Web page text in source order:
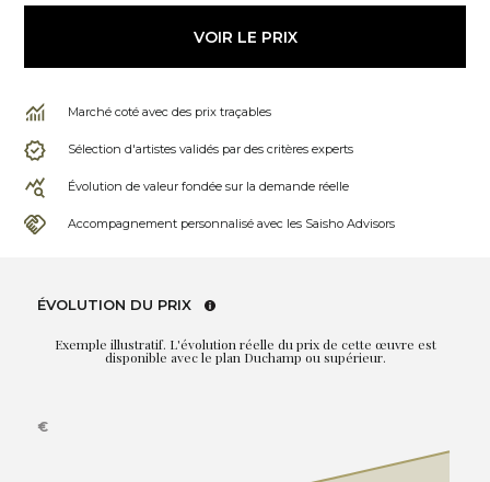
VOIR LE PRIX
Marché coté avec des prix traçables
Sélection d'artistes validés par des critères experts
Évolution de valeur fondée sur la demande réelle
Accompagnement personnalisé avec les Saisho Advisors
ÉVOLUTION DU PRIX
Exemple illustratif. L'évolution réelle du prix de cette œuvre est
disponible avec le plan Duchamp ou supérieur.